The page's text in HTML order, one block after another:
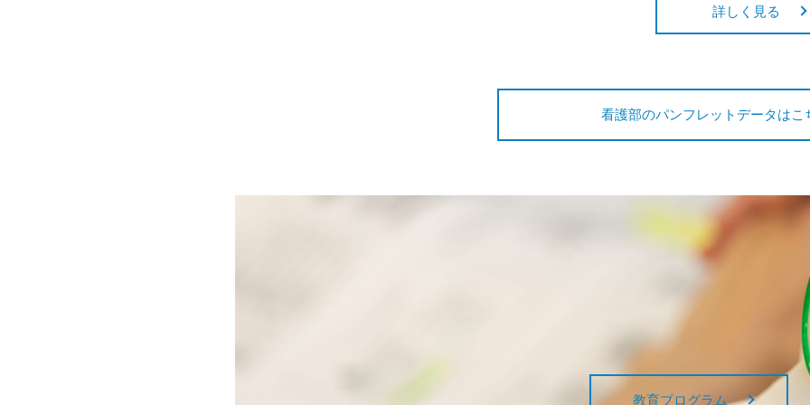
詳しく見る
看護部のパンフレットデータはこ
教育プログラム